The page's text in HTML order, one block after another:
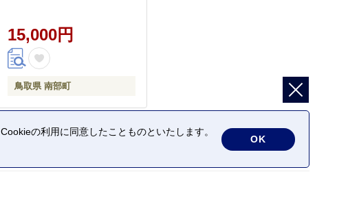
15,000円
鳥取県 南部町
の利用に同意したことものといたします。
OK